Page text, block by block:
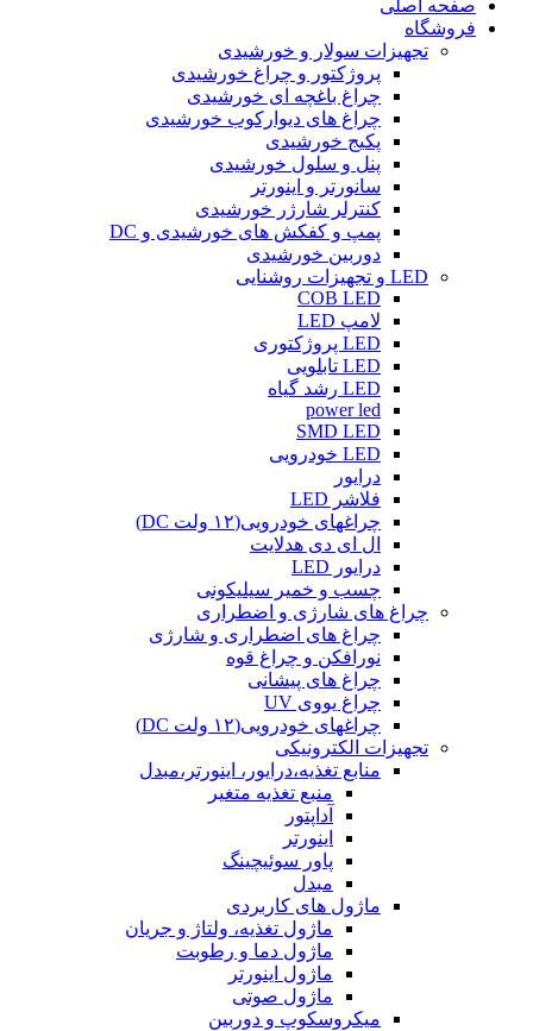
صفحه اصلی
فروشگاه
تجهیزات سولار و خورشیدی
پروژکتور و چراغ خورشیدی
چراغ باغچه ای خورشیدی
چراغ های دیوارکوب خورشیدی
پکیج خورشیدی
پنل و سلول خورشیدی
سانورتر و اینورتر
کنترلر شارژر خورشیدی
پمپ و کفکش های خورشیدی و DC
دوربین خورشیدی
LED و تجهیزات روشنایی
COB LED
لامپ LED
LED پروژکتوری
LED تابلویی
LED رشد گیاه
power led
SMD LED
LED خودرویی
درایور
فلاشر LED
چراغهای خودرویی(۱۲ ولت DC)
ال ای دی هدلایت
درایور LED
چسب و خمیر سیلیکونی
چراغ های شارژی و اضطراری
چراغ های اضطراری و شارژی
نورافکن و چراغ قوه
چراغ های پیشانی
چراغ یووی UV
چراغهای خودرویی(۱۲ ولت DC)
تجهیزات الکترونیکی
منابع تغذیه،درایور، اینورتر،مبدل
منبع تغذیه متغیر
آداپتور
اینورتر
پاور سوئیچینگ
مبدل
ماژول های کاربردی
ماژول تغذیه، ولتاژ و جریان
ماژول دما و رطوبت
ماژول اینورتر
ماژول صوتی
میکروسکوپ و دوربین